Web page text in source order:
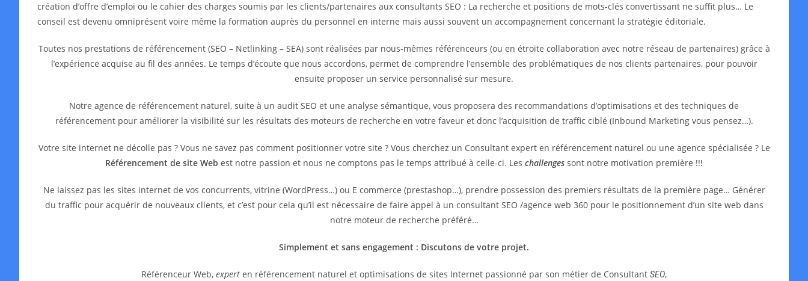
création d’offre d’emploi ou le cahier des charges soumis par les clients/partenaires aux consultants SEO : La recherche et positions de mots-clés convertissant ne suffit plus… Le
conseil est devenu omniprésent voire même la formation auprès du personnel en interne mais aussi souvent un accompagnement concernant la stratégie éditoriale.
Toutes nos prestations de référencement (SEO – Netlinking – SEA) sont réalisées par nous-mêmes référenceurs (ou en étroite collaboration avec notre réseau de partenaires) grâce à
l’expérience acquise au fil des années. Le temps d’écoute que nous accordons, permet de comprendre l’ensemble des problématiques de nos clients partenaires, pour pouvoir
ensuite proposer un service personnalisé sur mesure.
Notre agence de référencement naturel, suite à un audit SEO et une analyse sémantique, vous proposera des recommandations d’optimisations et des techniques de
référencement pour améliorer la visibilité sur les résultats des moteurs de recherche en votre faveur et donc l’acquisition de traffic ciblé (Inbound Marketing vous pensez…).
Votre site internet ne décolle pas ? Vous ne savez pas comment positionner votre site ? Vous cherchez un Consultant expert en référencement naturel ou une agence spécialisée ? Le
Référencement de site Web est notre passion et nous ne comptons pas le temps attribué à celle-ci. Les challenges sont notre motivation première !!!
Ne laissez pas les sites internet de vos concurrents, vitrine (WordPress…) ou E commerce (prestashop…), prendre possession des premiers résultats de la première page… Générer
du traffic pour acquérir de nouveaux clients, et c’est pour cela qu’il est nécessaire de faire appel à un consultant SEO /agence web 360 pour le positionnement d’un site web dans
notre moteur de recherche préféré…
Simplement et sans engagement : Discutons de votre projet.
Référenceur Web, expert en référencement naturel et optimisations de sites Internet passionné par son métier de Consultant SEO,